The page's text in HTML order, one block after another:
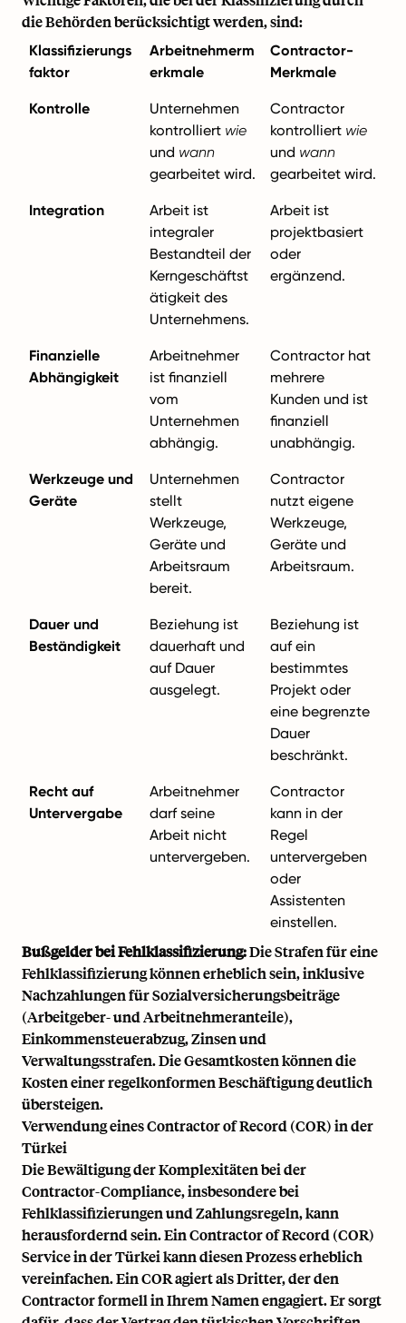
die Behörden berücksichtigt werden, sind:
Klassifizierungs
faktor
Arbeitnehmerm
erkmale
Contractor-
Merkmale
Kontrolle
Unternehmen
kontrolliert wie
und wann
gearbeitet wird.
Contractor
kontrolliert wie
und wann
gearbeitet wird.
Integration
Arbeit ist
integraler
Bestandteil der
Kerngeschäftst
ätigkeit des
Unternehmens.
Arbeit ist
projektbasiert
oder
ergänzend.
Finanzielle
Abhängigkeit
Arbeitnehmer
ist finanziell
vom
Unternehmen
abhängig.
Contractor hat
mehrere
Kunden und ist
finanziell
unabhängig.
Werkzeuge und
Geräte
Unternehmen
stellt
Werkzeuge,
Geräte und
Arbeitsraum
bereit.
Contractor
nutzt eigene
Werkzeuge,
Geräte und
Arbeitsraum.
Dauer und
Beständigkeit
Beziehung ist
dauerhaft und
auf Dauer
ausgelegt.
Beziehung ist
auf ein
bestimmtes
Projekt oder
eine begrenzte
Dauer
beschränkt.
Recht auf
Untervergabe
Arbeitnehmer
darf seine
Arbeit nicht
untervergeben.
Contractor
kann in der
Regel
untervergeben
oder
Assistenten
einstellen.
Bußgelder bei Fehlklassifizierung:Die Strafen für eine
Fehlklassifizierung können erheblich sein, inklusive
Nachzahlungen für Sozialversicherungsbeiträge
(Arbeitgeber- und Arbeitnehmeranteile),
Einkommensteuerabzug, Zinsen und
Verwaltungsstrafen. Die Gesamtkosten können die
Kosten einer regelkonformen Beschäftigung deutlich
übersteigen.
Verwendung eines Contractor of Record (COR) in der
Türkei
Die Bewältigung der Komplexitäten bei der
Contractor-Compliance, insbesondere bei
Fehlklassifizierungen und Zahlungsregeln, kann
herausfordernd sein. Ein Contractor of Record (COR)
Service in der Türkei kann diesen Prozess erheblich
vereinfachen. Ein COR agiert als Dritter, der den
Contractor formell in Ihrem Namen engagiert. Er sorgt